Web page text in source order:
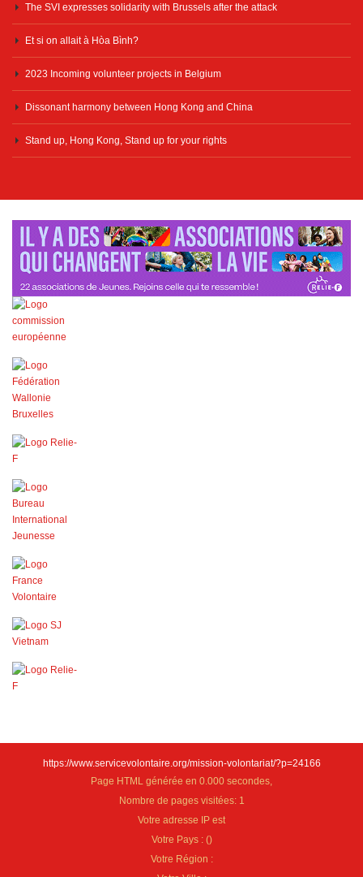
The SVI expresses solidarity with Brussels after the attack
Et si on allait à Hòa Bình?
2023 Incoming volunteer projects in Belgium
Dissonant harmony between Hong Kong and China
Stand up, Hong Kong, Stand up for your rights
https://www.servicevolontaire.org/mission-volontariat/?p=24166
Page HTML générée en 0.000 secondes,
Nombre de pages visitées: 1
Votre adresse IP est
Votre Pays : ()
Votre Région :